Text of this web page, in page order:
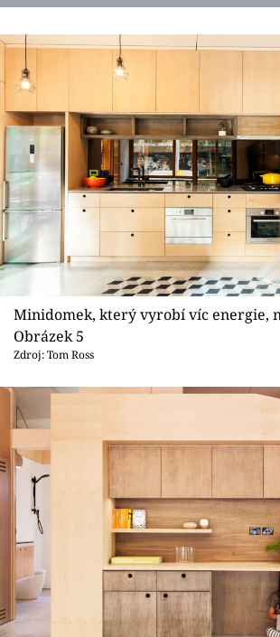
Minidomek, který vyrobí víc energie,
Obrázek 5
Zdroj: Tom Ross